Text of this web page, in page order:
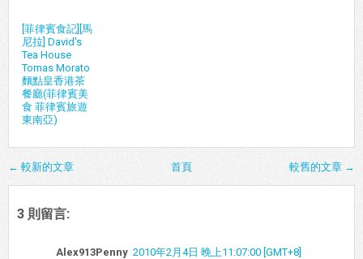
[菲律賓食記][馬
尼拉] David's
Tea House
Tomas Morato
麵點皇香港茶
餐廳(菲律賓美
食 菲律賓旅遊
東南亞)
← 較新的文章 較舊的文章 →
首頁
3 則留言:
Alex913Penny 2010年2月4日 晚上11:07:00 [GMT+8]